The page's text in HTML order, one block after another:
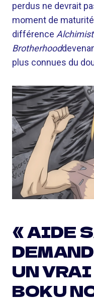
perdus ne devrait
moment de
différence
Brotherhood
plus connues du
« AIDE
UN VRAI
BOKU